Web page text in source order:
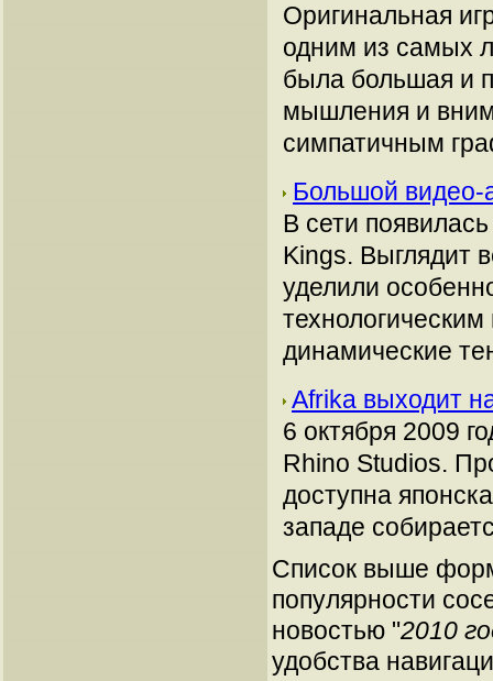
Оригинальная
одним из самых
была большая и
мышления и
симпатичным
Большой видео-
В сети
Kings. Выглядит
уделили
динамические
Afrika выходит
6 октября 2009
Rhino Studios.
доступна
западе
Список выше
популярности
новостью "2010
удобства